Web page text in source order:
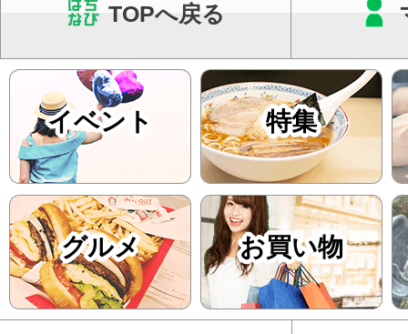
TOPへ戻る
イベント 特集
グルメ お買い物